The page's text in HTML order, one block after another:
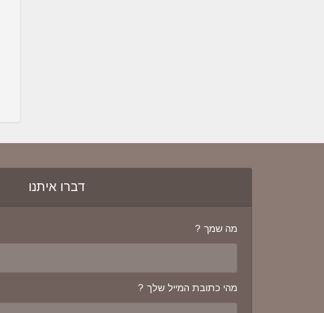
דברו איתנו
מה שמך ?
מהי כתובת המייל שלך ?